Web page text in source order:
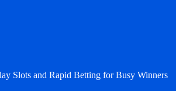
Slots and Rapid Betting for Busy Winners